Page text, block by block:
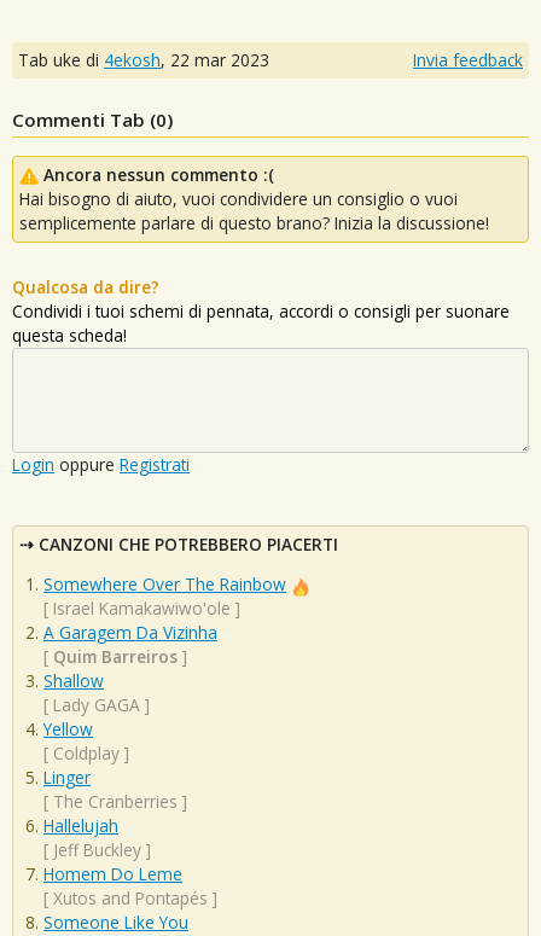
Tab uke di 4ekosh, 22 mar 2023 Invia feedback
Commenti Tab (0)
Ancora nessun commento :(
Hai bisogno di aiuto, vuoi condividere un consiglio o vuoi
semplicemente parlare di questo brano? Inizia la discussione!
Qualcosa da dire?
Condividi i tuoi schemi di pennata, accordi o consigli per suonare
questa scheda!
Login oppure Registrati
CANZONI CHE POTREBBERO PIACERTI
Somewhere Over The Rainbow
[ Israel Kamakawiwo'ole ]
A Garagem Da Vizinha
[ Quim Barreiros ]
Shallow
[ Lady GAGA ]
Yellow
[ Coldplay ]
Linger
[ The Cranberries ]
Hallelujah
[ Jeff Buckley ]
Homem Do Leme
[ Xutos and Pontapés ]
Someone Like You